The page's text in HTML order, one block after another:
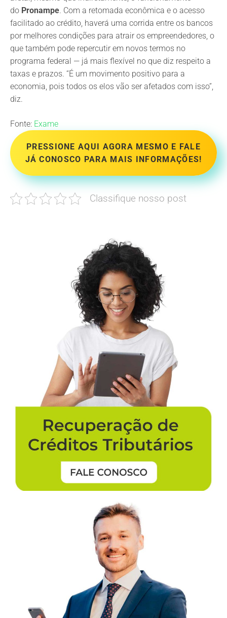
do Pronampe. Com a retomada econômica e o acesso
facilitado ao crédito, haverá uma corrida entre os bancos
por melhores condições para atrair os empreendedores, o
que também pode repercutir em novos termos no
programa federal — já mais flexível no que diz respeito a
taxas e prazos. “É um movimento positivo para a
economia, pois todos os elos vão ser afetados com isso”,
diz.
Fonte: Exame
PRESSIONE AQUI AGORA MESMO E FALE
JÁ CONOSCO PARA MAIS INFORMAÇÕES!
Classifique nosso post